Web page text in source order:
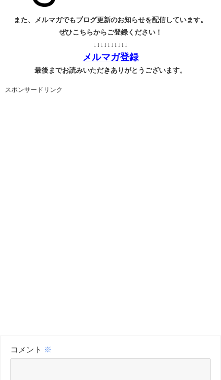
また、メルマガでもブログ更新のお知らせを配信しています。
ぜひこちらからご登録ください！
↓↓↓↓↓↓↓↓↓↓
メルマガ登録
最後までお読みいただきありがとうございます。
スポンサードリンク
コメント ※